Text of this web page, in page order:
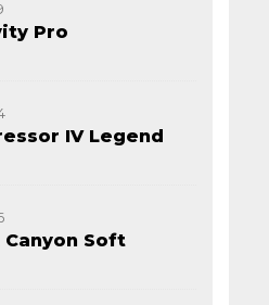
Pro
IV Legend
Soft